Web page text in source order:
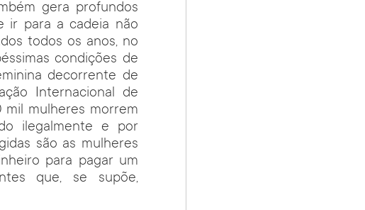
gera profundos
ir para a cadeia não
todos os anos, no
condições de
decorrente de
Internacional de
mil mulheres morrem
ilegalmente e por
são as mulheres
para pagar um
que, se supõe,